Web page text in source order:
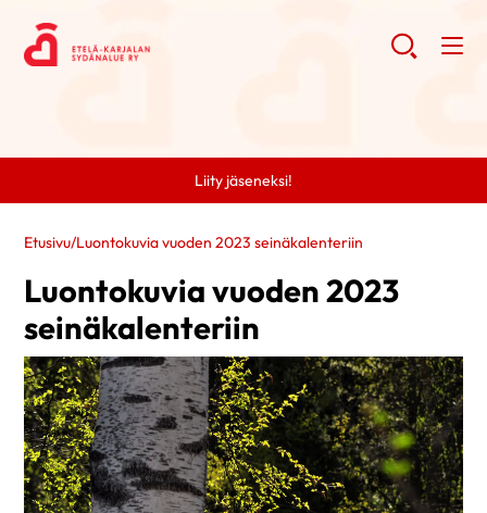
Liity jäseneksi!
Etusivu/Luontokuvia vuoden 2023 seinäkalenteriin
Luontokuvia vuoden 2023
seinäkalenteriin